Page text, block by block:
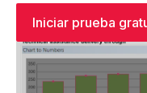
Iniciar prueba